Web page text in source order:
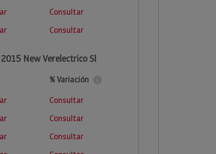
Consultar
Consultar
2015 New Verelectrico Sl
% Variación
Consultar
Consultar
Consultar